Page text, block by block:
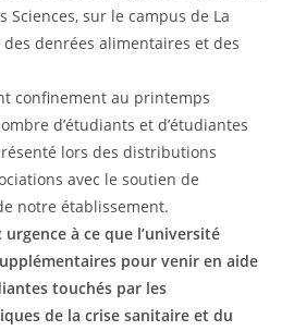
Sciences, sur le campus de La
denrées alimentaires et des
confinement au printemps
d’étudiants et d’étudiantes
lors des distributions
avec le soutien de
notre établissement.
à ce que l’université
pour venir en aide
touchés par les
de la crise sanitaire et du